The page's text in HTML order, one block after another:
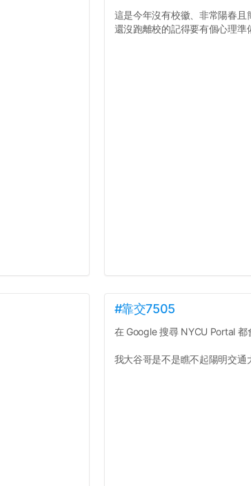
這是今年沒有校徽、非常陽春且
還沒跑離校的記得要有個心理準
#靠交7505
在 Google 搜尋 NYCU Portal
我大谷哥是不是瞧不起陽明交通